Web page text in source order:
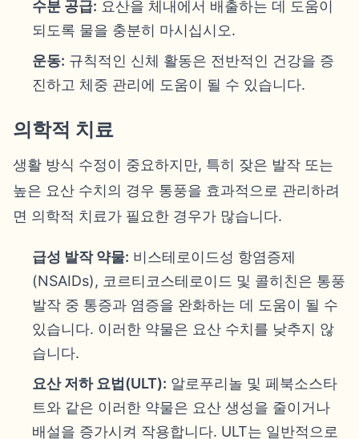
수분 공급: 요산을 체내에서 배출하는 데 도움이
되도록 물을 충분히 마시십시오.
운동: 규칙적인 신체 활동은 전반적인 건강을 증
진하고 체중 관리에 도움이 될 수 있습니다.
의학적 치료
생활 방식 수정이 중요하지만, 특히 잦은 발작 또는
높은 요산 수치의 경우 통풍을 효과적으로 관리하려
면 의학적 치료가 필요한 경우가 많습니다.
급성 발작 약물: 비스테로이드성 항염증제
(NSAIDs), 코르티코스테로이드 및 콜히친은 통풍
발작 중 통증과 염증을 완화하는 데 도움이 될 수
있습니다. 이러한 약물은 요산 수치를 낮추지 않
습니다.
요산 저하 요법(ULT): 알로푸리놀 및 페북소스타
트와 같은 이러한 약물은 요산 생성을 줄이거나
배설을 증가시켜 작용합니다. ULT는 일반적으로